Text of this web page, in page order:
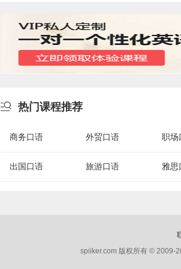
 热门课程推荐
商务口语 外贸口语 职场
出国口语 旅游口语 雅思
spiiker.com 版权所有 © 2009-